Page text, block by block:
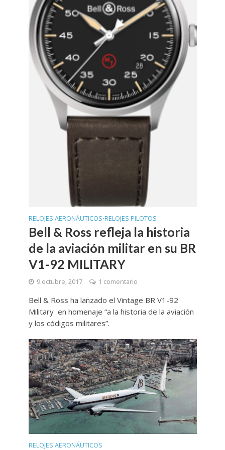
RELOJES AERONÁUTICOS•RELOJES PILOTOS
Bell & Ross refleja la historia
de la aviación militar en su BR
V1-92 MILITARY
9 octubre, 2017 1 comentario
Bell & Ross ha lanzado el Vintage BR V1-92
Military en homenaje “a la historia de la aviación
y los códigos militares”.
RELOJES AERONÁUTICOS